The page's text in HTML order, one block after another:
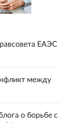
ЕАЭС
между
о борьбе с